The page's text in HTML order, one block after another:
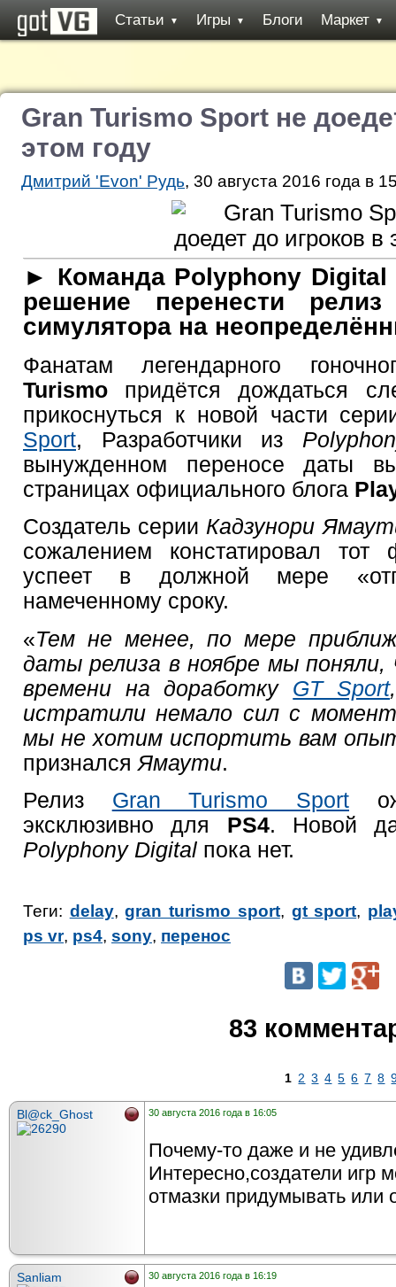
Статьи ▼ Игры ▼ Блоги Маркет ▼
Gran Turismo Sport не
этом году
Дмитрий 'Evon' Рудь, 30 августа 2016 года в
► Команда Polyphony Digital
решение перенести релиз
симулятора на
Фанатам легендарного
Turismo придётся дождаться
прикоснуться к новой части
Sport, Разработчики из
вынужденном переносе даты
страницах официального блога
Создатель серии Кадзунори
сожалением констатировал
успеет в должной мере
намеченному сроку.
«Тем не менее, по мере
даты релиза в ноябре мы
времени на доработку GT Sport
истратили немало сил с
мы не хотим испортить вам опы
признался Ямаути.
Релиз Gran Turismo Sport
эксклюзивно для PS4. Новой
Polyphony Digital пока нет.
Теги: delay,gran turismo sport, gt sport,
ps vr, ps4, sony, перенос
83
1 2 3 4 5 6 7 8
Bl@ck_Ghost 30 августа 2016 года в 16:05
Почему-то даже и не
Интересно,создатели игр
отмазки придумывать или
Sanliam 30 августа 2016 года в 16:19